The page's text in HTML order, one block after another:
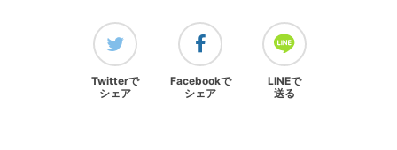
Twitterで
シェア
Facebookで
シェア
LINEで
送る